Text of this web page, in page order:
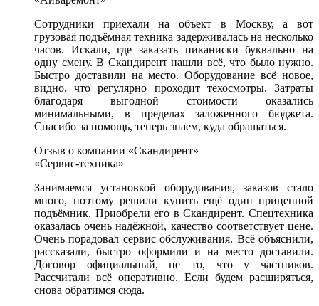
Сотрудники приехали на объект в Москву, а вот
грузовая подъёмная техника задерживалась на несколько
часов. Искали, где заказать пиканиски буквально на
одну смену. В Скандирент нашли всё, что было нужно.
Быстро доставили на место. Оборудование всё новое,
видно, что регулярно проходит техосмотры. Затраты
благодаря выгодной стоимости оказались
минимальными, в пределах заложенного бюджета.
Спасибо за помощь, теперь знаем, куда обращаться.
Отзыв о компании «Скандирент»
«Сервис-техника»
Занимаемся установкой оборудования, заказов стало
много, поэтому решили купить ещё один прицепной
подъёмник. Приобрели его в Скандирент. Спецтехника
оказалась очень надёжной, качество соответствует цене.
Очень порадовал сервис обслуживания. Всё объяснили,
рассказали, быстро оформили и на место доставили.
Договор официальный, не то, что у частников.
Рассчитали всё оперативно. Если будем расширяться,
снова обратимся сюда.